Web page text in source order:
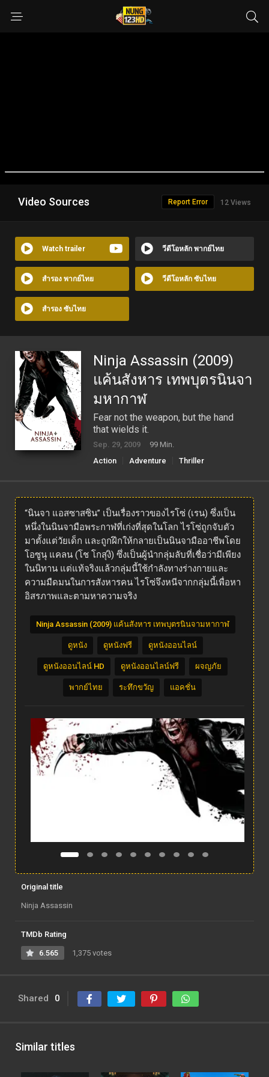
Video Sources 12 Views
Report Error
Watch trailer วีดีโอหลัก พากย์ไทย
สำรอง พากย์ไทย วีดีโอหลัก ซับไทย
สำรอง ซับไทย
Ninja Assassin (2009)
แค้นสังหาร เทพบุตรนินจา
มหากาฬ
Fear not the weapon, but the hand
that wields it.
Sep. 29, 2009
99 Min.
Action
Adventure Thriller
“นินจา แอสซาสซิน” เป็นเรื่องราวของไรโซ่ (เรน) ซึ่งเป็น
หนึ่งในนินจามือพระกาฬที่เก่งที่สุดในโลก ไรโซ่ถูกจับตัว
มาตั้งแต่วัยเด็ก และถูกฝึกให้กลายเป็นนินจามืออาชีพโดย
โอซูนุ แคลน (โช โกสุงิ) ซึ่งเป็นผู้นำกลุ่มลับที่เชื่อว่ามีเพียง
ในนิทาน แต่แท้จริงแล้วกลุ่มนี้ใช้กำลังทางร่างกายและ
ความมืดมนในการสังหารคน ไรโซ่จึงหนีจากกลุ่มนี้เพื่อหา
อิสรภาพและตามหาความจริง
Ninja Assassin (2009) แค้นสังหาร เทพบุตรนินจามหากาฬ
ดูหนัง ดูหนังฟรี ดูหนังออนไลน์
ดูหนังออนไลน์ HD ดูหนังออนไลน์ฟรี ผจญภัย
พากย์ไทย ระทึกขวัญ แอคชั่น
Original title
Ninja Assassin
TMDb Rating
6.565 1,375 votes
Shared 0
Similar titles